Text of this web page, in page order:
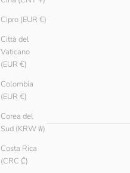
Cipro (EUR €)
Città del
Vaticano
(EUR €)
Colombia
(EUR €)
Corea del
Sud (KRW ₩)
Costa Rica
(CRC ₡)